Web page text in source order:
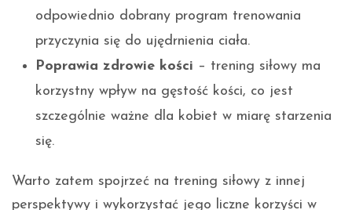
odpowiednio dobrany program trenowania
przyczynia się do ujędrnienia ciała.
Poprawia zdrowie kości – trening siłowy ma
korzystny wpływ na gęstość kości, co jest
szczególnie ważne dla kobiet w miarę starzenia
się.
Warto zatem spojrzeć na trening siłowy z innej
perspektywy i wykorzystać jego liczne korzyści w